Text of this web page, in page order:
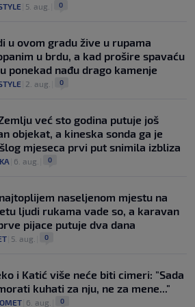
5. aug. 0
u ovom gradu žive u rupama
u brdu, a kad prošire spavaću
ponekad nađu drago kamenje
2. aug. 0
već sto godina putuje još
objekat, a kineska sonda ga je
mjeseca prvi put snimila izbliza
6. aug. 0
naseljenom mjestu na
ljudi rukama vade so, a karavan
pijace putuje dva dana
5. aug. 0
i Katić više neće biti cimeri: "Sada
kuhati za nju, ne za mene..."
6. aug. 0